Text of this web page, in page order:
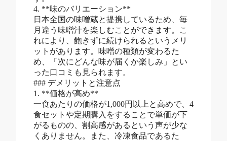
4. **味のバリエーション**
日本全国の味噌蔵と提携しているため、毎
月違う味噌汁を楽しむことができます。こ
れにより、飽きずに続けられるというメリ
ットがあります。味噌の種類が変わるた
め、「次にどんな味が届くか楽しみ」とい
った口コミも見られます。
### デメリットと注意点
1. **価格が高め**
一食あたりの価格が1,000円以上と高めで、4
食セットや定期購入をすることで単価が下
がるものの、割高感があるという声が少な
くありません。また、冷凍食品であるた